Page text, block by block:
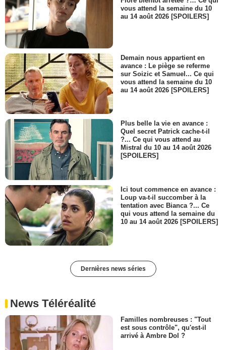
vous attend la semaine du 10
au 14 août 2026 [SPOILERS]
Demain nous appartient en
avance : Le piège se referme
sur Soizic et Samuel... Ce qui
vous attend la semaine du 10
au 14 août 2026 [SPOILERS]
Plus belle la vie en avance :
Quel secret Patrick cache-t-il
?... Ce qui vous attend au
Mistral du 10 au 14 août 2026
[SPOILERS]
Ici tout commence en avance :
Loup va-t-il succomber à la
tentation avec Bianca ?... Ce
qui vous attend la semaine du
10 au 14 août 2026 [SPOILERS]
Dernières news séries
News Téléréalité
Familles nombreuses : "Tout
est sous contrôle", qu'est-il
arrivé à Ambre Dol ?